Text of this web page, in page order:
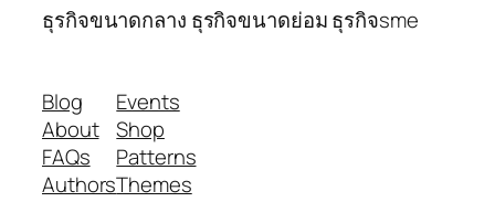
ธุรกิจขนาดกลาง ธุรกิจขนาดย่อม ธุรกิจsme
Blog
About
FAQs
Authors
Events
Shop
Patterns
Themes